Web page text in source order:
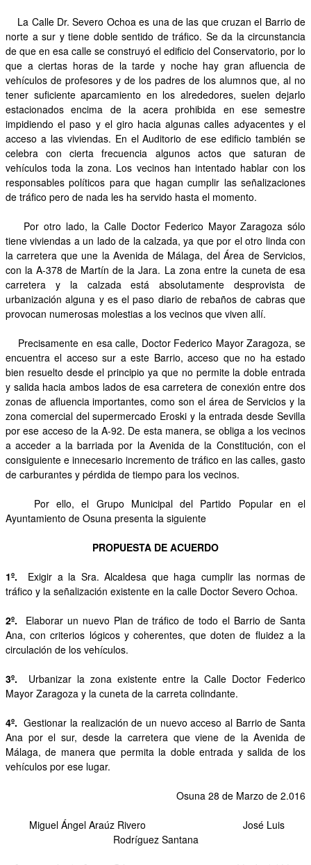
La Calle Dr. Severo Ochoa es una de las que cruzan el Barrio de
norte a sur y tiene doble sentido de tráfico. Se da la circunstancia
de que en esa calle se construyó el edificio del Conservatorio, por lo
que a ciertas horas de la tarde y noche hay gran afluencia de
vehículos de profesores y de los padres de los alumnos que, al no
tener suficiente aparcamiento en los alrededores, suelen dejarlo
estacionados encima de la acera prohibida en ese semestre
impidiendo el paso y el giro hacia algunas calles adyacentes y el
acceso a las viviendas. En el Auditorio de ese edificio también se
celebra con cierta frecuencia algunos actos que saturan de
vehículos toda la zona. Los vecinos han intentado hablar con los
responsables políticos para que hagan cumplir las señalizaciones
de tráfico pero de nada les ha servido hasta el momento.
Por otro lado, la Calle Doctor Federico Mayor Zaragoza sólo
tiene viviendas a un lado de la calzada, ya que por el otro linda con
la carretera que une la Avenida de Málaga, del Área de Servicios,
con la A-378 de Martín de la Jara. La zona entre la cuneta de esa
carretera y la calzada está absolutamente desprovista de
urbanización alguna y es el paso diario de rebaños de cabras que
provocan numerosas molestias a los vecinos que viven allí.
Precisamente en esa calle, Doctor Federico Mayor Zaragoza, se
encuentra el acceso sur a este Barrio, acceso que no ha estado
bien resuelto desde el principio ya que no permite la doble entrada
y salida hacia ambos lados de esa carretera de conexión entre dos
zonas de afluencia importantes, como son el área de Servicios y la
zona comercial del supermercado Eroski y la entrada desde Sevilla
por ese acceso de la A-92. De esta manera, se obliga a los vecinos
a acceder a la barriada por la Avenida de la Constitución, con el
consiguiente e innecesario incremento de tráfico en las calles, gasto
de carburantes y pérdida de tiempo para los vecinos.
Por ello, el Grupo Municipal del Partido Popular en el
Ayuntamiento de Osuna presenta la siguiente
PROPUESTA DE ACUERDO
1º. Exigir a la Sra. Alcaldesa que haga cumplir las normas de
tráfico y la señalización existente en la calle Doctor Severo Ochoa.
2º. Elaborar un nuevo Plan de tráfico de todo el Barrio de Santa
Ana, con criterios lógicos y coherentes, que doten de fluidez a la
circulación de los vehículos.
3º. Urbanizar la zona existente entre la Calle Doctor Federico
Mayor Zaragoza y la cuneta de la carreta colindante.
4º.Gestionar la realización de un nuevo acceso al Barrio de Santa
Ana por el sur, desde la carretera que viene de la Avenida de
Málaga, de manera que permita la doble entrada y salida de los
vehículos por ese lugar.
Osuna 28 de Marzo de 2.016
Miguel Ángel Araúz Rivero José Luis
Rodríguez Santana